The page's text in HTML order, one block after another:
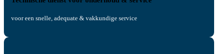
voor een snelle, adequate & vakkundige service